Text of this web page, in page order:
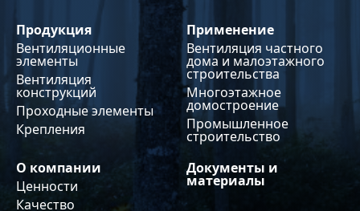
Продукция
Вентиляционные
элементы
Вентиляция
конструкций
Проходные элементы
Крепления
Применение
Вентиляция частного
дома и малоэтажного
строительства
Многоэтажное
домостроение
Промышленное
строительство
О компании
Ценности
Качество
Документы и
материалы